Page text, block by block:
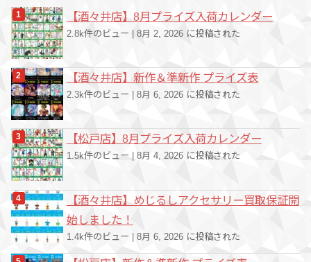
【酒々井店】8月プライズ入荷カレンダー
2.8k件のビュー | 8月 2, 2026 に投稿された
【酒々井店】新作＆準新作 プライズ表
2.3k件のビュー 8月 6, 2026 に投稿された
【松戸店】8月プライズ入荷カレンダー
1.5k件のビュー 8月 4, 2026 に投稿された
【酒々井店】めじるしアクセサリー買取保証開
始しました！
1.4k件のビュー 8月 6, 2026 に投稿された